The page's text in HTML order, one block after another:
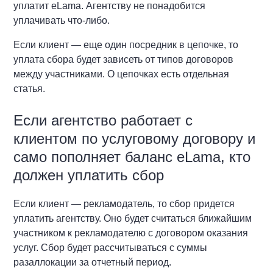
уплатит eLama. Агентству не понадобится
уплачивать что-либо.
Если клиент — еще один посредник в цепочке, то
уплата сбора будет зависеть от типов договоров
между участниками. О цепочках есть отдельная
статья.
Если агентство работает с
клиентом по услуговому договору и
само пополняет баланс eLama, кто
должен уплатить сбор
Если клиент — рекламодатель, то сбор придется
уплатить агентству. Оно будет считаться ближайшим
участником к рекламодателю с договором оказания
услуг. Сбор будет рассчитываться с суммы
разаллокации за отчетный период.